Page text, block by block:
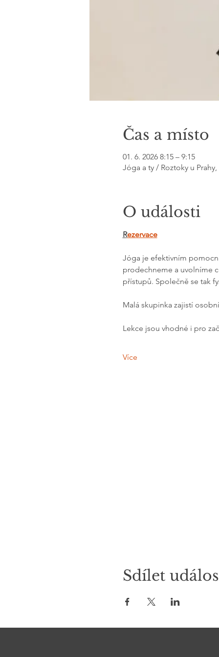
Čas a místo
01. 6. 2026 8:15 – 9:15
Jóga a ty / Roztoky u
O události
Rezervace
Jóga je efektivním
prodechneme a uvolníme
přístupů. Společně se tak
Malá skupinka zajistí
Lekce jsou vhodné i pro
Více
Sdílet